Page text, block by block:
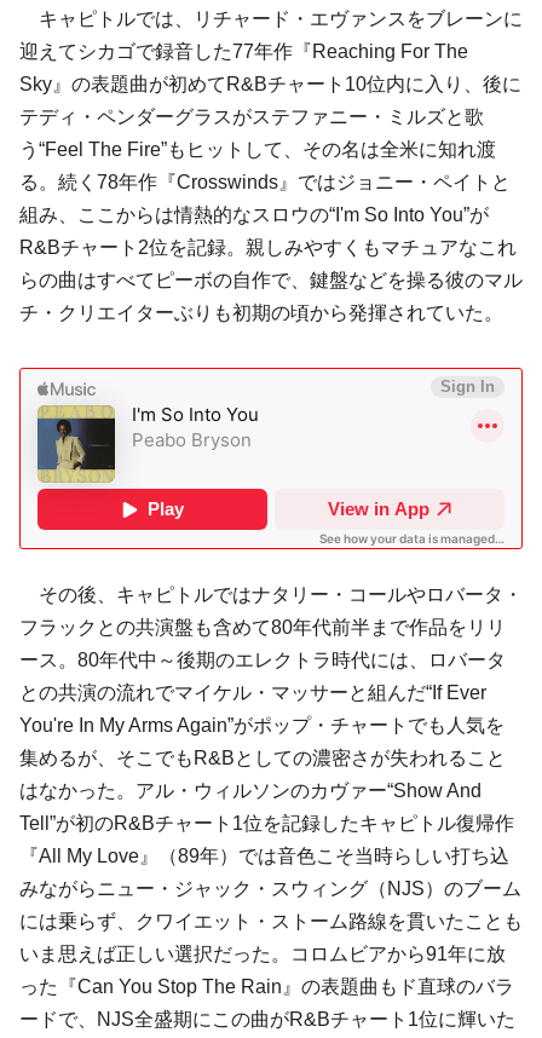
キャピトルでは、リチャード・エヴァンスをブレーンに
迎えてシカゴで録音した77年作『Reaching For The
Sky』の表題曲が初めてR&Bチャート10位内に入り、後に
テディ・ペンダーグラスがステファニー・ミルズと歌
う“Feel The Fire”もヒットして、その名は全米に知れ渡
る。続く78年作『Crosswinds』ではジョニー・ペイトと
組み、ここからは情熱的なスロウの“I'm So Into You”が
R&Bチャート2位を記録。親しみやすくもマチュアなこれ
らの曲はすべてピーボの自作で、鍵盤などを操る彼のマル
チ・クリエイターぶりも初期の頃から発揮されていた。
その後、キャピトルではナタリー・コールやロバータ・
フラックとの共演盤も含めて80年代前半まで作品をリリ
ース。80年代中～後期のエレクトラ時代には、ロバータ
との共演の流れでマイケル・マッサーと組んだ“If Ever
You're In My Arms Again”がポップ・チャートでも人気を
集めるが、そこでもR&Bとしての濃密さが失われること
はなかった。アル・ウィルソンのカヴァー“Show And
Tell”が初のR&Bチャート1位を記録したキャピトル復帰作
『All My Love』（89年）では音色こそ当時らしい打ち込
みながらニュー・ジャック・スウィング（NJS）のブーム
には乗らず、クワイエット・ストーム路線を貫いたことも
いま思えば正しい選択だった。コロムビアから91年に放
った『Can You Stop The Rain』の表題曲もド直球のバラ
ードで、NJS全盛期にこの曲がR&Bチャート1位に輝いた